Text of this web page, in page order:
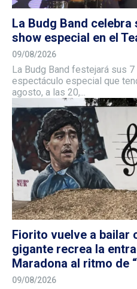
La Budg Band celebra
show especial en el
09/08/2026
La Budg Band festejará sus
espectáculo especial que
agosto, a las 20,...
Fiorito vuelve a bailar
gigante recrea la
Maradona al ritmo de
09/08/2026